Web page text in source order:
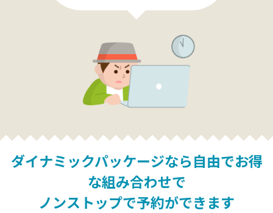
ダイナミックパッケージなら自由でお得
な組み合わせで
ノンストップで予約ができます